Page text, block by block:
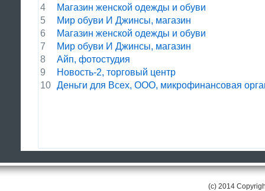
4
Магазин женской одежды и обуви
5
Мир обуви И Джинсы, магазин
6
Магазин женской одежды и обуви
7
Мир обуви И Джинсы, магазин
8
Айп, фотостудия
9
Новость-2, торговый центр
10 Деньги для Всех, ООО, микрофинансовая
(c) 2014